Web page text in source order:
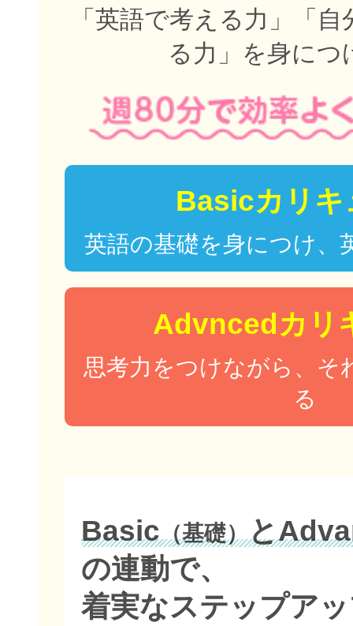
「英語で考える力」「
る力」を身につ
Basicカリキ
英語の基礎を身につけ、
Advncedカリ
思考力をつけながら、そ
る
Basic（基礎）と
の連動で、
着実なステップア